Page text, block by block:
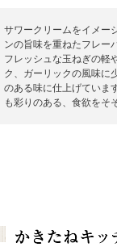
サワークリームをイメー
ンの旨味を重ねたフレー
フレッシュな玉ねぎの軽
ク、ガーリックの風味に
のある味に仕上げていま
も彩りのある、食欲をそ